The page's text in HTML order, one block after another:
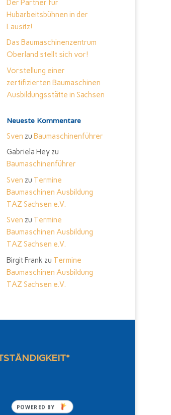
Der Partner für
Hubarbeitsbühnen in der
Lausitz!
Das Baumaschinenzentrum
Oberland stellt sich vor!
Vorstellung einer
zertifizierten Baumaschinen
Ausbildungsstätte in Sachsen
Neueste Kommentare
Sven zu Baumaschinenführer
Gabriela Heyzu
Baumaschinenführer
Sven zu Termine
Baumaschinen Ausbildung
TAZ Sachsen e.V.
Sven zu Termine
Baumaschinen Ausbildung
TAZ Sachsen e.V.
Birgit Frank zu Termine
Baumaschinen Ausbildung
TAZ Sachsen e.V.
POWERED BY